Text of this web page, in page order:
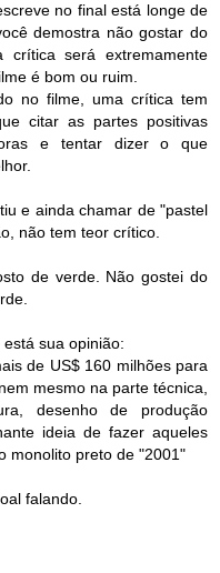
no final está longe de
demostra não gostar do
será extremamente
é bom ou ruim.
no filme, uma crítica tem
citar as partes positivas
e tentar dizer o que
e ainda chamar de "pastel
não tem teor crítico.
de verde. Não gostei do
sua opinião:
de US$ 160 milhões para
mesmo na parte técnica,
desenho de produção
ideia de fazer aqueles
monolito preto de "2001"
falando.